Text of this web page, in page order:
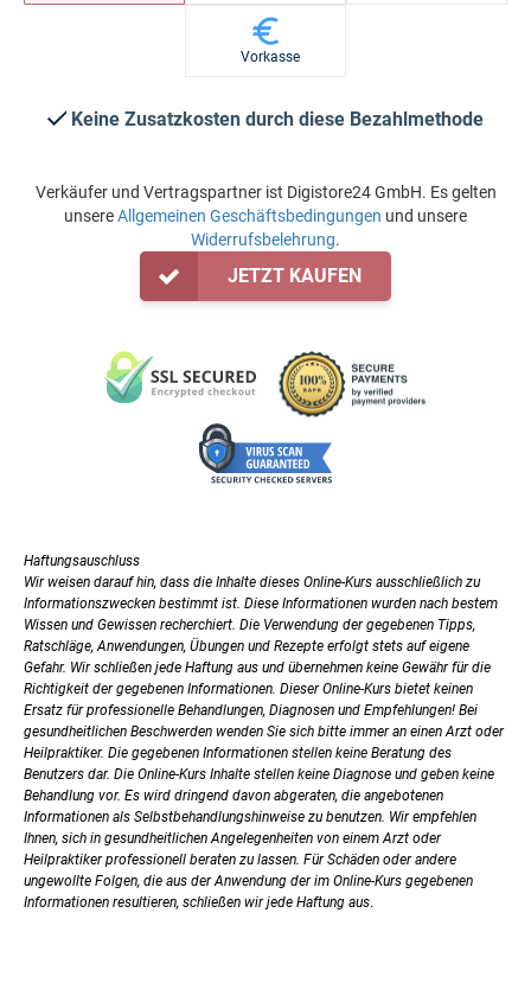
Vorkasse
Keine Zusatzkosten durch diese Bezahlmethode
Verkäufer und Vertragspartner ist Digistore24 GmbH. Es gelten
unsereAllgemeinen Geschäftsbedingungen und unsere
Widerrufsbelehrung.
JETZT KAUFEN
Haftungsauschluss
Wir weisen darauf hin, dass die Inhalte dieses Online-Kurs ausschließlich zu
Informationszwecken bestimmt ist. Diese Informationen wurden nach bestem
Wissen und Gewissen recherchiert. Die Verwendung der gegebenen Tipps,
Ratschläge, Anwendungen, Übungen und Rezepte erfolgt stets auf eigene
Gefahr. Wir schließen jede Haftung aus und übernehmen keine Gewähr für die
Richtigkeit der gegebenen Informationen. Dieser Online-Kurs bietet keinen
Ersatz für professionelle Behandlungen, Diagnosen und Empfehlungen! Bei
gesundheitlichen Beschwerden wenden Sie sich bitte immer an einen Arzt oder
Heilpraktiker. Die gegebenen Informationen stellen keine Beratung des
Benutzers dar. Die Online-Kurs Inhalte stellen keine Diagnose und geben keine
Behandlung vor. Es wird dringend davon abgeraten, die angebotenen
Informationen als Selbstbehandlungshinweise zu benutzen. Wir empfehlen
Ihnen, sich in gesundheitlichen Angelegenheiten von einem Arzt oder
Heilpraktiker professionell beraten zu lassen. Für Schäden oder andere
ungewollte Folgen, die aus der Anwendung der im Online-Kurs gegebenen
Informationen resultieren, schließen wir jede Haftung aus.